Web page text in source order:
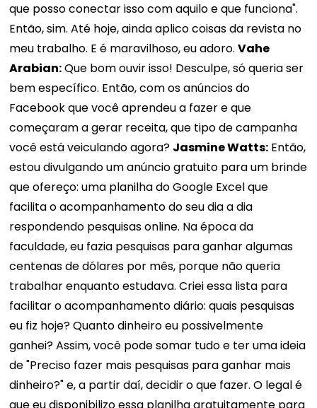
que posso conectar isso com aquilo e que funciona".
Então, sim. Até hoje, ainda aplico coisas da revista no
meu trabalho. E é maravilhoso, eu adoro.Vahe
Arabian:Que bom ouvir isso! Desculpe, só queria ser
bem específico. Então, com os anúncios do
Facebook que você aprendeu a fazer e que
começaram a gerar receita, que tipo de campanha
você está veiculando agora? Jasmine Watts: Então,
estou divulgando um anúncio gratuito para um brinde
que ofereço: uma planilha do Google Excel que
facilita o acompanhamento do seu dia a dia
respondendo pesquisas online. Na época da
faculdade, eu fazia pesquisas para ganhar algumas
centenas de dólares por mês, porque não queria
trabalhar enquanto estudava. Criei essa lista para
facilitar o acompanhamento diário: quais pesquisas
eu fiz hoje? Quanto dinheiro eu possivelmente
ganhei? Assim, você pode somar tudo e ter uma ideia
de "Preciso fazer mais pesquisas para ganhar mais
dinheiro?" e, a partir daí, decidir o que fazer. O legal é